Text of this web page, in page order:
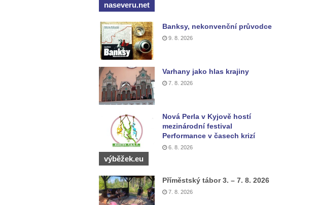
naseveru.net
Banksy, nekonvenční průvodce
9. 8. 2026
Varhany jako hlas krajiny
7. 8. 2026
Nová Perla v Kyjově hostí
mezinárodní festival
Performance v časech krizí
6. 8. 2026
výběžek.eu
Příměstský tábor 3. – 7. 8. 2026
7. 8. 2026